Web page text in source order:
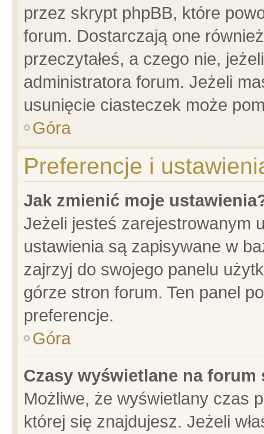
przez skrypt phpBB, które
forum. Dostarczają one
przeczytałeś, a czego nie,
administratora forum. Jeżeli
usunięcie ciasteczek może
Góra
Preferencje i
Jak zmienić moje
Jeżeli jesteś zarejestrowanym
ustawienia są zapisywane w
zajrzyj do swojego panelu
górze stron forum. Ten panel
preferencje.
Góra
Czasy wyświetlane na forum
Możliwe, że wyświetlany czas
której się znajdujesz. Jeżeli